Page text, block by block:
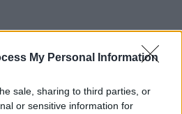
My Personal Information
sale, sharing to third parties, or
or sensitive information for